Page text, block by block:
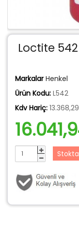
Loctite 542
Markalar Henkel
Ürün Kodu: L542
Kdv Hariç: